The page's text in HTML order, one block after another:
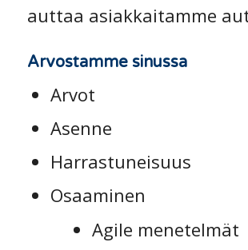
auttaa asiakkaitamme
Arvostamme sinussa
Arvot
Asenne
Harrastuneisuus
Osaaminen
Agile menetelmät